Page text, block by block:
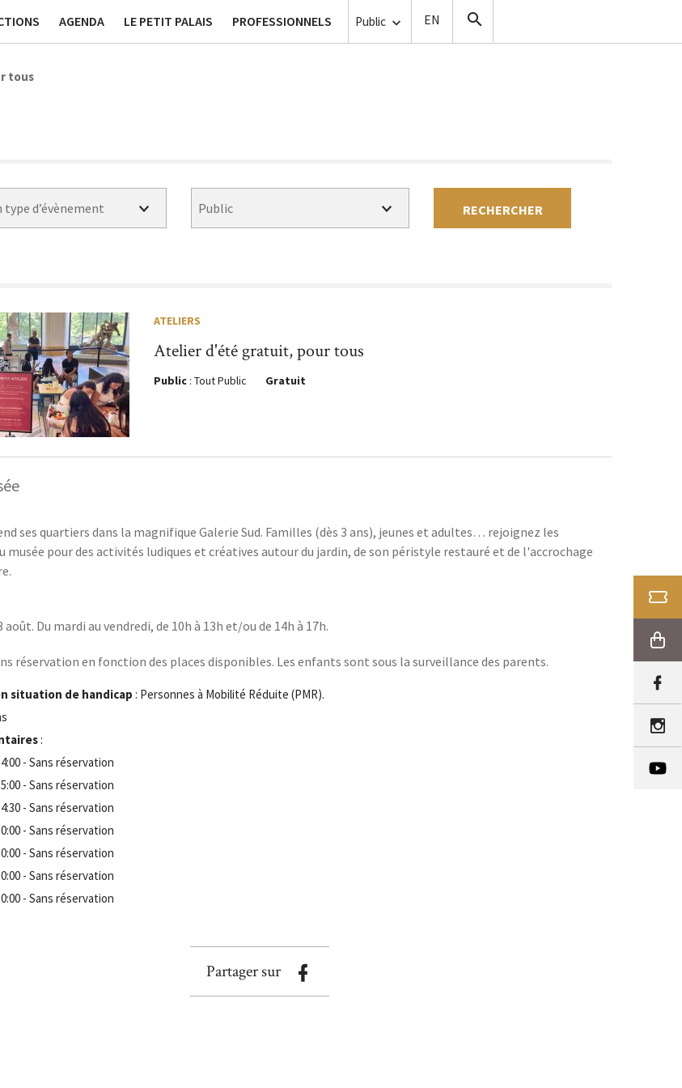
AGENDA LE PETIT PALAIS
Contact générique PROFESSIONNELS
Tournage et Prise de vue
Public
Copistes
tous
RECHERCHER
ATELIERS
Atelier d'été gratuit, pour tous
Public : Tout Public Gratuit
ses quartiers dans la magnifique Galerie Sud. Familles (dès 3 ans), jeunes et adultes… rejoignez les
musée pour des activités ludiques et créatives autour du jardin, de son péristyle restauré et de l'accrochage
août. Du mardi au vendredi, de 10h à 13h et/ou de 14h à 17h.
réservation en fonction des places disponibles. Les enfants sont sous la surveillance des parents.
situation de handicap : Personnes à Mobilité Réduite (PMR).
:
- Sans réservation
- Sans réservation
- Sans réservation
- Sans réservation
- Sans réservation
- Sans réservation
- Sans réservation
Partager sur